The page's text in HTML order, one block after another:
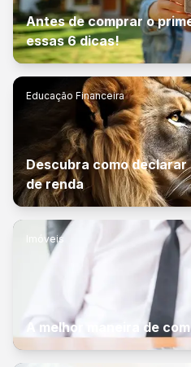
Antes de comprar o
essas 6 dicas!
Educação Financeira
Descubra como
de renda
Imóveis
A melhor maneira de